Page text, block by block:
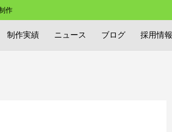
作
制作実績 ニュース ブログ 採用情報